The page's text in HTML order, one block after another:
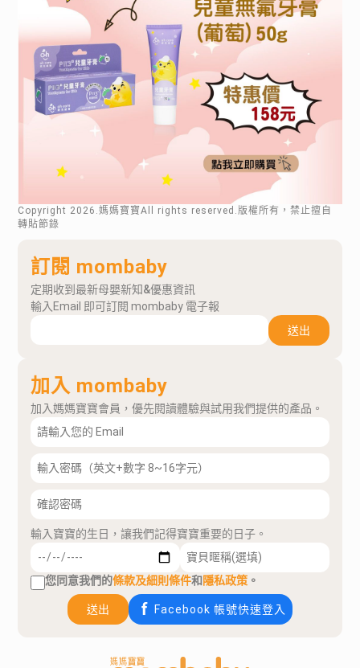
Copyright 2026 .媽媽寶寶All rights reserved.版權所有，禁止擅自
轉貼節錄
訂閱 mombaby
定期收到最新母嬰新知&優惠資訊
輸入Email 即可訂閱 mombaby 電子報
送出
加入 mombaby
加入媽媽寶寶會員，優先閱讀體驗與試用我們提供的產品。
輸入寶寶的生日，讓我們記得寶寶重要的日子。
您同意我們的條款及細則條件和隱私政策 。
送出 Facebook 帳號快速登入